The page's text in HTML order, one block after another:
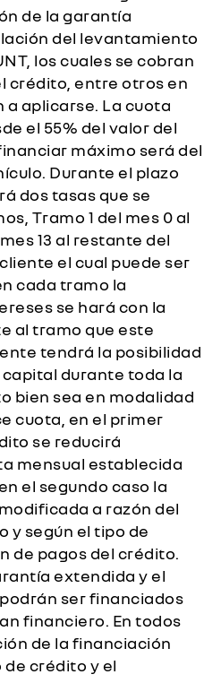
de la garantía
del levantamiento
los cuales se cobran
crédito, entre otros en
a aplicarse. La cuota
el 55% del valor del
máximo será del
Durante el plazo
dos tasas que se
Tramo 1 del mes 0 al
13 al restante del
el cual puede ser
cada tramo la
se hará con la
al tramo que este
tendrá la posibilidad
durante toda la
bien sea en modalidad
cuota, en el primer
se reducirá
mensual establecida
el segundo caso la
a razón del
y según el tipo de
de pagos del crédito.
extendida y el
ser financiados
financiero. En todos
de la financiación
crédito y el